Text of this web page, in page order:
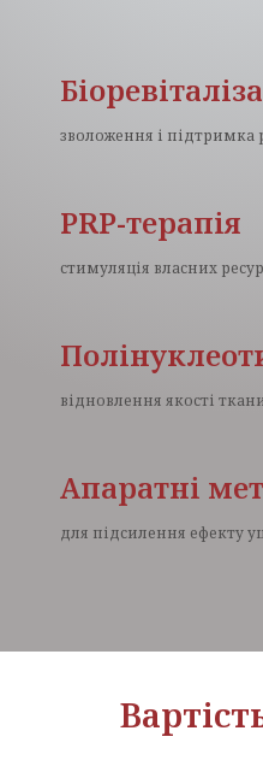
зволоження і підтримка
PRP-терапія
стимуляція власних
відновлення якості
Апаратні
для підсилення ефекту